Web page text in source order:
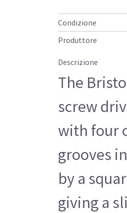
Condizione
Produttore
Descrizione
The
screw
with four
grooves
by a
giving a